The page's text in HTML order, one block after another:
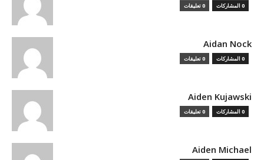
0 المشاركات 0 تعليقات
Aidan Nock
0 المشاركات 0 تعليقات
Aiden Kujawski
0 المشاركات 0 تعليقات
Aiden Michael